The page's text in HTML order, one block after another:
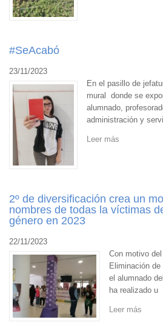
#SeAcabó
23/11/2023
En el pasillo de
mural donde se
alumnado,
administración y
Leer más
2º de diversificación crea un
nombres de todas la víctimas
género en 2023
22/11/2023
Con motivo
Eliminación
el alumnado
ha realizado u
Leer más